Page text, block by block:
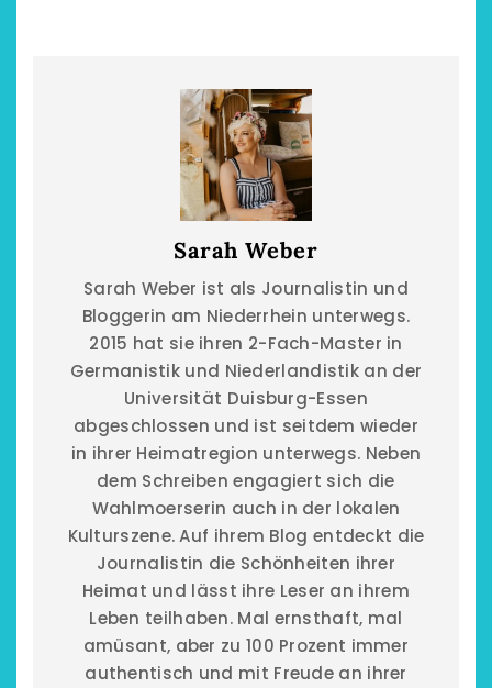
Sarah Weber
Sarah Weber ist als Journalistin und
Bloggerin am Niederrhein unterwegs.
2015 hat sie ihren 2-Fach-Master in
Germanistik und Niederlandistik an der
Universität Duisburg-Essen
abgeschlossen und ist seitdem wieder
in ihrer Heimatregion unterwegs. Neben
dem Schreiben engagiert sich die
Wahlmoerserin auch in der lokalen
Kulturszene. Auf ihrem Blog entdeckt die
Journalistin die Schönheiten ihrer
Heimat und lässt ihre Leser an ihrem
Leben teilhaben. Mal ernsthaft, mal
amüsant, aber zu 100 Prozent immer
authentisch und mit Freude an ihrer